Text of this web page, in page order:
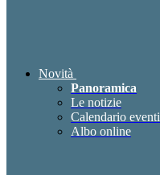
Novità
Panoramica
Le notizie
Calendario eventi
Albo online